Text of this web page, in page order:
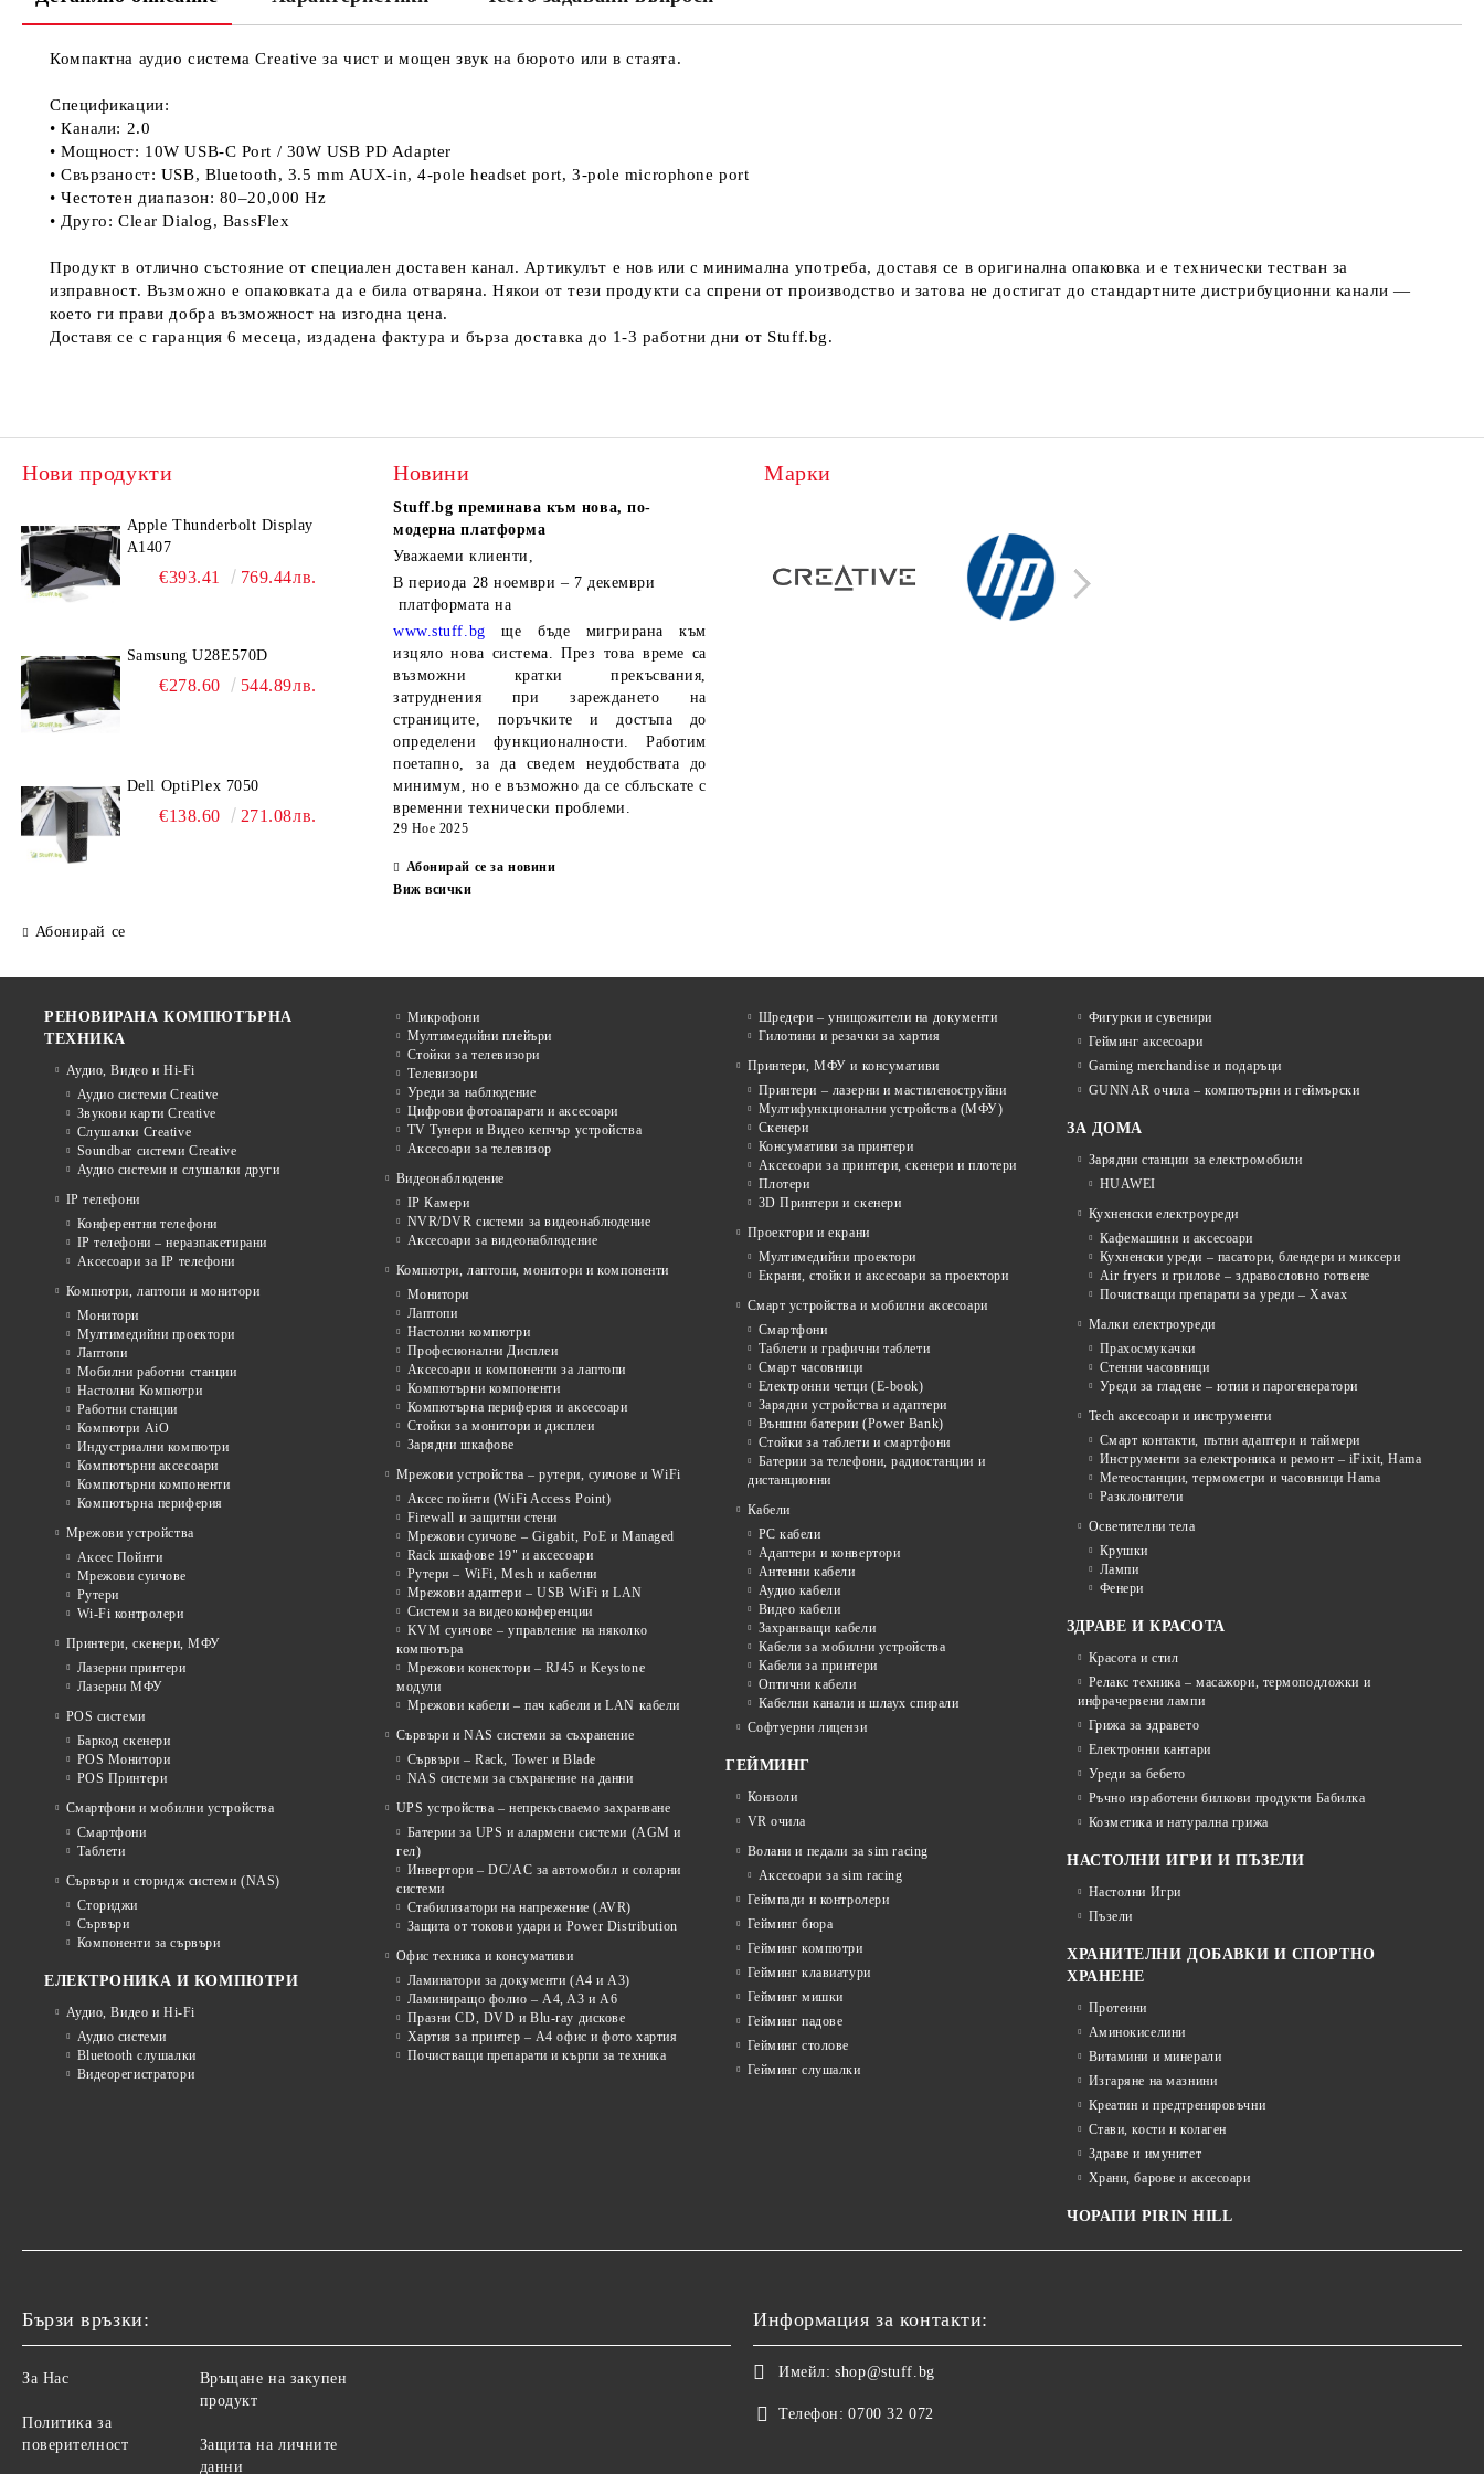
Компактна аудио система Creative за чист и мощен звук на бюрото или в стаята.
Спецификации:
• Канали: 2.0
• Мощност: 10W USB-C Port / 30W USB PD Adapter
• Свързаност: USB, Bluetooth, 3.5 mm AUX-in, 4-pole headset port, 3-pole microphone port
• Честотен диапазон: 80–20,000 Hz
• Друго: Clear Dialog, BassFlex
Продукт в отлично състояние от специален доставен канал. Артикулът е нов или с минимална употреба, доставя се в оригинална опаковка и е технически тестван за
изправност. Възможно е опаковката да е била отваряна. Някои от тези продукти са спрени от производство и затова не достигат до стандартните дистрибуционни канали —
което ги прави добра възможност на изгодна цена.
Доставя се с гаранция 6 месеца, издадена фактура и бърза доставка до 1-3 работни дни от Stuff.bg.
Нови продукти
Apple Thunderbolt Display
A1407
€393.41 769.44лв.
Samsung U28E570D
€278.60 544.89лв.
Dell OptiPlex 7050
€138.60 271.08лв.
Абонирай се
Новини
Stuff.bg преминава към нова, по-
модерна платформа
Уважаеми клиенти,
В периода 28 ноември – 7 декември
платформата на
www.stuff.bg ще бъде мигрирана към
изцяло нова система. През това време са
възможни кратки прекъсвания,
затруднения при зареждането на
страниците, поръчките и достъпа до
определени функционалности. Работим
поетапно, за да сведем неудобствата до
минимум, но е възможно да се сблъскате с
временни технически проблеми.
29 Ное 2025
Абонирай се за новини
Виж всички
Марки
РЕНОВИРАНА КОМПЮТЪРНА
ТЕХНИКА
Аудио, Видео и Hi-Fi
Аудио системи Creative
Звукови карти Creative
Слушалки Creative
Soundbar системи Creative
Аудио системи и слушалки други
IP телефони
Конферентни телефони
IP телефони – неразпакетирани
Аксесоари за IP телефони
Компютри, лаптопи и монитори
Монитори
Мултимедийни проектори
Лаптопи
Мобилни работни станции
Настолни Компютри
Работни станции
Компютри AiO
Индустриални компютри
Компютърни аксесоари
Компютърни компоненти
Компютърна периферия
Мрежови устройства
Аксес Пойнти
Мрежови суичове
Рутери
Wi-Fi контролери
Принтери, скенери, МФУ
Лазерни принтери
Лазерни МФУ
POS системи
Баркод скенери
POS Монитори
POS Принтери
Смартфони и мобилни устройства
Смартфони
Таблети
Сървъри и сторидж системи (NAS)
Сториджи
Сървъри
Компоненти за сървъри
ЕЛЕКТРОНИКА И КОМПЮТРИ
Аудио, Видео и Hi-Fi
Аудио системи
Bluetooth слушалки
Видеорегистратори
Микрофони
Мултимедийни плейъри
Стойки за телевизори
Телевизори
Уреди за наблюдение
Цифрови фотоапарати и аксесоари
TV Тунери и Видео кепчър устройства
Аксесоари за телевизор
Видеонаблюдение
IP Камери
NVR/DVR системи за видеонаблюдение
Аксесоари за видеонаблюдение
Компютри, лаптопи, монитори и компоненти
Монитори
Лаптопи
Настолни компютри
Професионални Дисплеи
Аксесоари и компоненти за лаптопи
Компютърни компоненти
Компютърна периферия и аксесоари
Стойки за монитори и дисплеи
Зарядни шкафове
Мрежови устройства – рутери, суичове и WiFi
Аксес пойнти (WiFi Access Point)
Firewall и защитни стени
Мрежови суичове – Gigabit, PoE и Managed
Rack шкафове 19" и аксесоари
Рутери – WiFi, Mesh и кабелни
Мрежови адаптери – USB WiFi и LAN
Системи за видеоконференции
KVM суичове – управление на няколко
компютъра
Мрежови конектори – RJ45 и Keystone
модули
Мрежови кабели – пач кабели и LAN кабели
Сървъри и NAS системи за съхранение
Сървъри – Rack, Tower и Blade
NAS системи за съхранение на данни
UPS устройства – непрекъсваемо захранване
Батерии за UPS и алармени системи (AGM и
гел)
Инвертори – DC/AC за автомобил и соларни
системи
Стабилизатори на напрежение (AVR)
Защита от токови удари и Power Distribution
Офис техника и консумативи
Ламинатори за документи (A4 и A3)
Ламиниращо фолио – A4, A3 и A6
Празни CD, DVD и Blu-ray дискове
Хартия за принтер – A4 офис и фото хартия
Почистващи препарати и кърпи за техника
Шредери – унищожители на документи
Гилотини и резачки за хартия
Принтери, МФУ и консумативи
Принтери – лазерни и мастиленоструйни
Мултифункционални устройства (МФУ)
Скенери
Консумативи за принтери
Аксесоари за принтери, скенери и плотери
Плотери
3D Принтери и скенери
Проектори и екрани
Мултимедийни проектори
Екрани, стойки и аксесоари за проектори
Смарт устройства и мобилни аксесоари
Смартфони
Таблети и графични таблети
Смарт часовници
Електронни четци (E-book)
Зарядни устройства и адаптери
Външни батерии (Power Bank)
Стойки за таблети и смартфони
Батерии за телефони, радиостанции и
дистанционни
Кабели
PC кабели
Адаптери и конвертори
Антенни кабели
Аудио кабели
Видео кабели
Захранващи кабели
Кабели за мобилни устройства
Кабели за принтери
Оптични кабели
Кабелни канали и шлаух спирали
Софтуерни лицензи
ГЕЙМИНГ
Конзоли
VR очила
Волани и педали за sim racing
Аксесоари за sim racing
Геймпади и контролери
Гейминг бюра
Гейминг компютри
Гейминг клавиатури
Гейминг мишки
Гейминг падове
Гейминг столове
Гейминг слушалки
Фигурки и сувенири
Гейминг аксесоари
Gaming merchandise и подаръци
GUNNAR очила – компютърни и геймърски
ЗА ДОМА
Зарядни станции за електромобили
HUAWEI
Кухненски електроуреди
Кафемашини и аксесоари
Кухненски уреди – пасатори, блендери и миксери
Air fryers и грилове – здравословно готвене
Почистващи препарати за уреди – Xavax
Малки електроуреди
Прахосмукачки
Стенни часовници
Уреди за гладене – ютии и парогенератори
Tech аксесоари и инструменти
Смарт контакти, пътни адаптери и таймери
Инструменти за електроника и ремонт – iFixit, Hama
Метеостанции, термометри и часовници Hama
Разклонители
Осветителни тела
Крушки
Лампи
Фенери
ЗДРАВЕ И КРАСОТА
Красота и стил
Релакс техника – масажори, термоподложки и
инфрачервени лампи
Грижа за здравето
Електронни кантари
Уреди за бебето
Ръчно изработени билкови продукти Бабилка
Козметика и натурална грижа
НАСТОЛНИ ИГРИ И ПЪЗЕЛИ
Настолни Игри
Пъзели
ХРАНИТЕЛНИ ДОБАВКИ И СПОРТНО
ХРАНЕНЕ
Протеини
Аминокиселини
Витамини и минерали
Изгаряне на мазнини
Креатин и предтренировъчни
Стави, кости и колаген
Здраве и имунитет
Храни, барове и аксесоари
ЧОРАПИ PIRIN HILL
Бързи връзки:
За Нас
Политика за
поверителност
Връщане на закупен
продукт
Защита на личните
данни
Информация за контакти:
Имейл: shop@stuff.bg
Телефон: 0700 32 072